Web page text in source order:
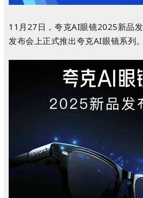
11月27日，夸克AI眼镜2025新品发
发布会上正式推出夸克AI眼镜系列。